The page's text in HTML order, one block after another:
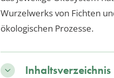
Wurzelwerks von Fichten
ökologischen Prozesse.
Inhaltsverzeichnis